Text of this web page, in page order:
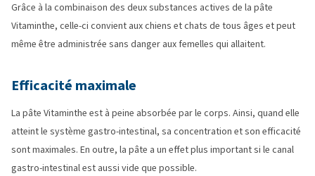
Grâce à la combinaison des deux substances actives de la pâte
Vitaminthe, celle-ci convient aux chiens et chats de tous âges et peut
même être administrée sans danger aux femelles qui allaitent.
Efficacité maximale
La pâte Vitaminthe est à peine absorbée par le corps. Ainsi, quand elle
atteint le système gastro-intestinal, sa concentration et son efficacité
sont maximales. En outre, la pâte a un effet plus important si le canal
gastro-intestinal est aussi vide que possible.